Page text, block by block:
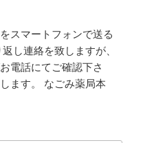
スマートフォンで送る
し連絡を致しますが、
電話にてご確認下さ
ます。 なごみ薬局本